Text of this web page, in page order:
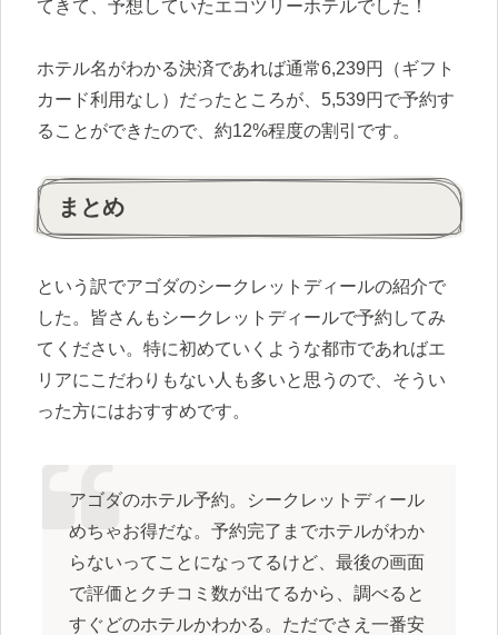
てきて、予想していたエコツリーホテルでした！
ホテル名がわかる決済であれば通常6,239円（ギフト
カード利用なし）だったところが、5,539円で予約す
ることができたので、約12%程度の割引です。
まとめ
という訳でアゴダのシークレットディールの紹介で
した。皆さんもシークレットディールで予約してみ
てください。特に初めていくような都市であればエ
リアにこだわりもない人も多いと思うので、そうい
った方にはおすすめです。
アゴダのホテル予約。シークレットディール
めちゃお得だな。予約完了までホテルがわか
らないってことになってるけど、最後の画面
で評価とクチコミ数が出てるから、調べると
すぐどのホテルかわかる。ただでさえ一番安